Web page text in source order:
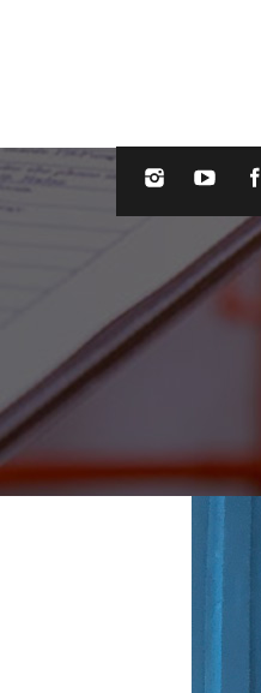
You are here: